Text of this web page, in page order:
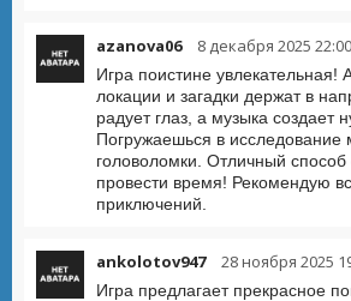
azanova06 8 декабря 2025 22:00
Игра поистине
локации и загадки держат в
радует глаз, а музыка создает
Погружаешься в
головоломки. Отличный способ
провести время! Рекомендую
приключений.
ankolotov947 28 ноября 2025
Игра предлагает прекрасное